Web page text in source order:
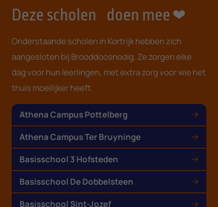
Deze scholen doen mee
Onderstaande scholen in Kortrijk hebben zich
aangesloten bij Brooddoosnodig. Ze zorgen elke
dag voor hun leerlingen, met extra zorg voor wie het
thuis moeilijker heeft.
Athena Campus Pottelberg
Athena Campus Ter Bruyninge
Basisschool 3 Hofsteden
Basisschool De Dobbelsteen
Basisschool Sint-Jozef